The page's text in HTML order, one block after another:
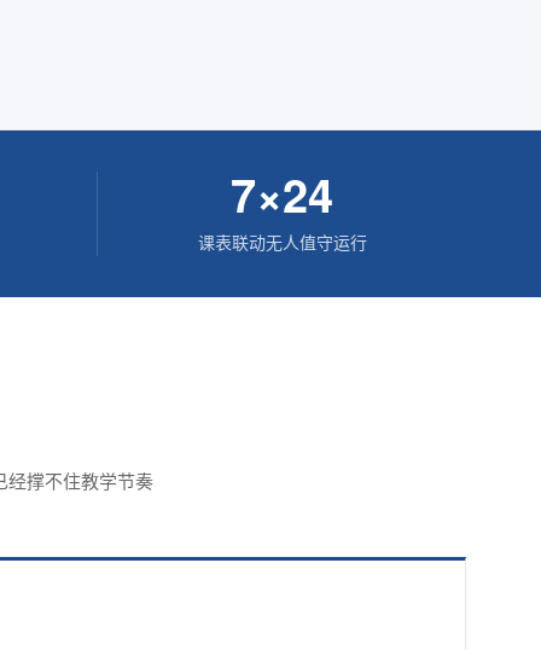
7×24
课表联动无人值守运行
经撑不住教学节奏